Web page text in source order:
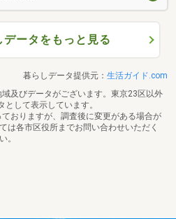
ータをもっと見る
暮らしデータ提供元： 生活ガイド.com
及びデータがございます。東京23区以外
して表示しています。
おりますが、調査後に変更がある場合が
は各市区役所までお問い合わせいただく
。